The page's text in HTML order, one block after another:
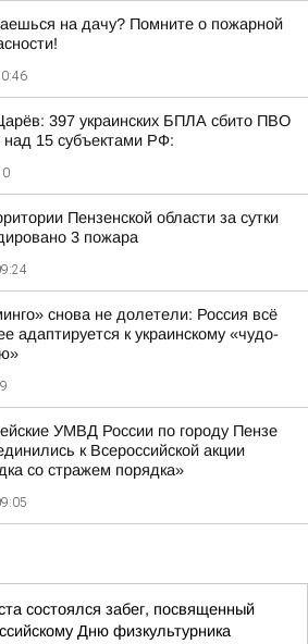
на дачу? Помните о пожарной
397 украинских БПЛА сбито ПВО
15 субъектами РФ:
Пензенской области за сутки
3 пожара
снова не долетели: Россия всё
адаптируется к украинскому «чудо-
УМВД России по городу Пензе
к Всероссийской акции
со стражем порядка»
состоялся забег, посвященный
Дню физкультурника